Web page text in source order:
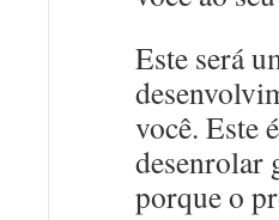
Este será
você. Este
desenrolar
porque o